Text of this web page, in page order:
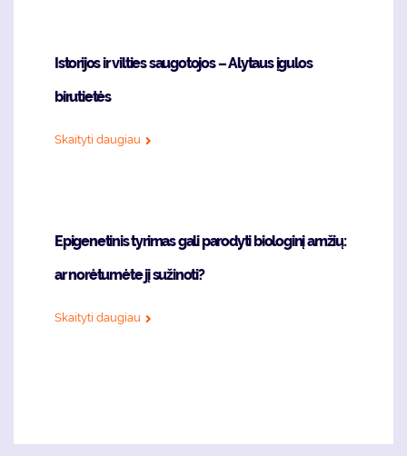
Istorijos ir vilties saugotojos – Alytaus įgulos
birutietės
Skaityti daugiau
Epigenetinis tyrimas gali parodyti biologinį amžių:
ar norėtumėte jį sužinoti?
Skaityti daugiau